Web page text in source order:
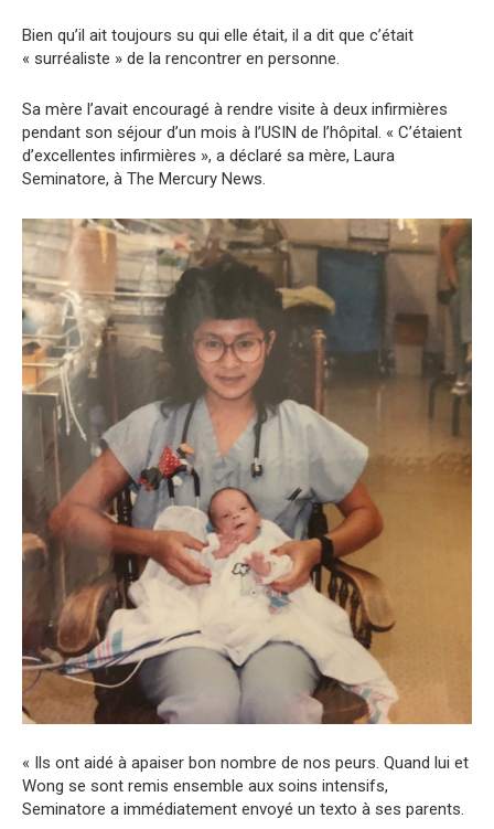
Bien qu’il ait toujours su qui elle était, il a dit que c’était
« surréaliste » de la rencontrer en personne.
Sa mère l’avait encouragé à rendre visite à deux infirmières
pendant son séjour d’un mois à l’USIN de l’hôpital. « C’étaient
d’excellentes infirmières », a déclaré sa mère, Laura
Seminatore, à The Mercury News.
« Ils ont aidé à apaiser bon nombre de nos peurs. Quand lui et
Wong se sont remis ensemble aux soins intensifs,
Seminatore a immédiatement envoyé un texto à ses parents.